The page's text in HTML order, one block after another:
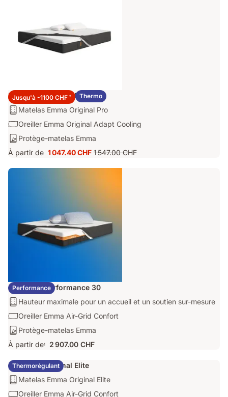
Jusqu'à -1100 CHF 2 Thermo
Ensemble Original Pro
Matelas:
Matelas
Emma
Original
Pro
Matelas Emma Original Pro
Oreiller:
Oreiller
Emma
Original
Cooling
Oreiller Emma Original Adapt Cooling
Protège-
matelas:
Protège-
matelas
Protège-matelas Emma
À partir de
Prix
1 047.40 CHF
1 047.40 CHF Prix
d'origine
1 547.00 CHF
Performance
Ensemble Performance 30
Matelas:
Hauteur
maximale
pour
un
et
un
soutien
sur-
Hauteur maximale pour un accueil et un soutien sur-mesure
Oreiller:
Oreiller
Emma
Air-
Confort
Oreiller Emma Air-Grid Confort
Protège-
matelas:
Protège-
matelas
Emma
Protège-matelas Emma
À partir de1 2 907.00 CHF
Thermorégulant
Ensemble Original Elite
Matelas:
Matelas
Matelas Emma Original Elite
Oreiller:
Oreiller Emma Air-Grid Confort